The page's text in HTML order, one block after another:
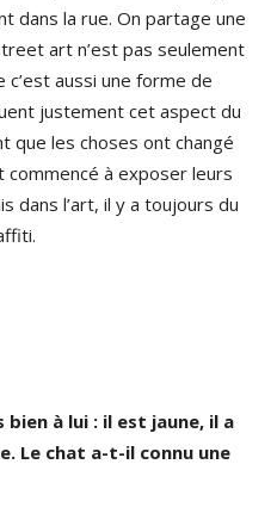
dans la rue. On partage une
art n’est pas seulement
c’est aussi une forme de
justement cet aspect du
les choses ont changé
à exposer leurs
dans l’art, il y a toujours du
à lui : il est jaune, il a
Le chat a-t-il connu une